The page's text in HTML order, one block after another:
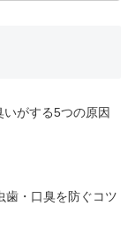
がする5つの原因
歯・口臭を防ぐコツ